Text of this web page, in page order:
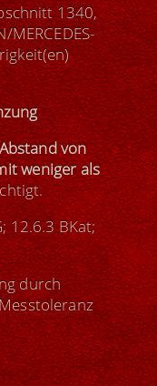
1340,
von
weniger als
12.6.3 BKat;
durch